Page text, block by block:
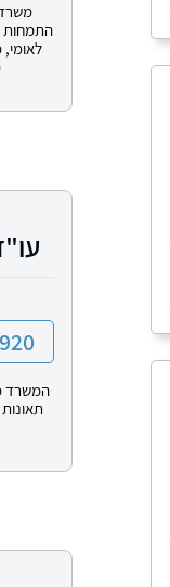
משרד
התמחות
לאומי,
המשרד